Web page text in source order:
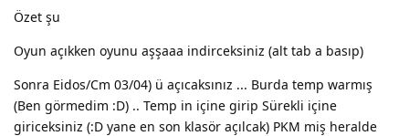
Özet şu
Oyun açıkken oyunu aşşaaa indirceksiniz (alt tab a basıp)
Sonra Eidos/Cm 03/04) ü açıcaksınız ... Burda temp warmış
(Ben görmedim :D) .. Temp in içine girip Sürekli içine
giriceksiniz (:D yane en son klasör açılcak) PKM miş heralde